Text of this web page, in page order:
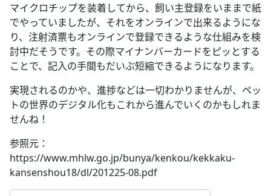
マイクロチップを装着してから、飼い主登録をいままで紙
でやっていましたが、それをオンラインで出来るようにな
り、注射済票もオンラインで登録できるような仕組みを検
討中だそうです。その際マイナンバーカードをピッとする
ことで、記入の手間もだいぶ短縮できるようになります。
実現されるのかや、進捗などは一切わかりませんが、ペッ
トの世界のデジタル化もこれから進んでいくのかもしれま
せんね！
参照元：
https://www.mhlw.go.jp/bunya/kenkou/kekkaku-
kansenshou18/dl/201225-08.pdf